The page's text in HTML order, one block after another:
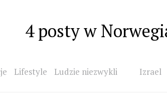
4 posty w
Lifestyle Ludzie niezwykli
Izrael